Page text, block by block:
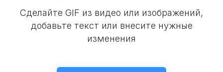
Сделайте GIF из видео или изображений,
добавьте текст или внесите нужные
изменения